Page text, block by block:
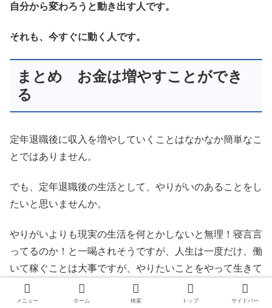
自分から変わろうと動き出す人です。
それも、今すぐに動く人です。
まとめ お金は増やすことができ
る
定年退職後に収入を増やしていくことはなかなか簡単なこ
とではありません。
でも、定年退職後の生活として、やりがいのあることをし
たいと思いませんか。
やりがいよりも現実の生活を何とかしないと無理！寝言言
ってるのか！と一喝されそうですが、人生は一度だけ、働
いて稼ぐことは大事ですが、やりたいことをやって生きて
いきたいと思いませんか。
メニュー ホーム 検索 トップ サイドバー